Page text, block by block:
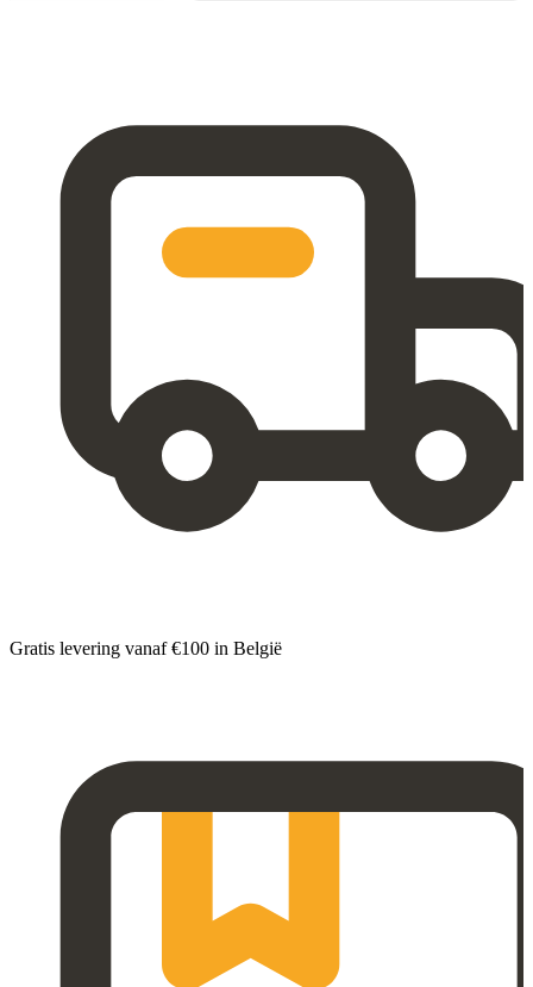
Gratis levering vanaf €100 in België